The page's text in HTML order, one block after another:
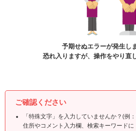
予期せぬエラーが発生し
恐れ入りますが、操作をやり直
ご確認ください
「特殊文字」を入力していませんか？(例
住所やコメント入力欄、検索キーワード